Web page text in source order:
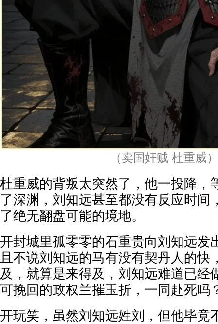
（卖国奸贼 杜重威）
杜重威的背叛太突然了，他一投降，
了深渊，刘知远甚至都没有反应时间
了绝无翻盘可能的境地。
开封城里孤零零的石重贵向刘知远发
且不说刘知远的马有没有契丹人的快
及，就算是来得及，刘知远难道已经
可挽回的政权兰摧玉折，一同赴死吗
开玩笑，虽然刘知远姓刘，但他毕竟